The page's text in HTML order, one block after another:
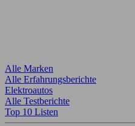
Alle Marken
Alle Erfahrungsberichte
Elektroautos
Alle Testberichte
Top 10 Listen